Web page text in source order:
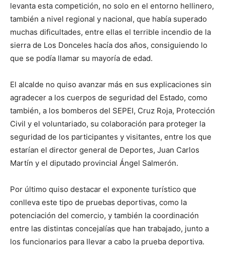
levanta esta competición, no solo en el entorno hellinero,
también a nivel regional y nacional, que había superado
muchas dificultades, entre ellas el terrible incendio de la
sierra de Los Donceles hacía dos años, consiguiendo lo
que se podía llamar su mayoría de edad.
El alcalde no quiso avanzar más en sus explicaciones sin
agradecer a los cuerpos de seguridad del Estado, como
también, a los bomberos del SEPEI, Cruz Roja, Protección
Civil y el voluntariado, su colaboración para proteger la
seguridad de los participantes y visitantes, entre los que
estarían el director general de Deportes, Juan Carlos
Martín y el diputado provincial Ángel Salmerón.
Por último quiso destacar el exponente turístico que
conlleva este tipo de pruebas deportivas, como la
potenciación del comercio, y también la coordinación
entre las distintas concejalías que han trabajado, junto a
los funcionarios para llevar a cabo la prueba deportiva.